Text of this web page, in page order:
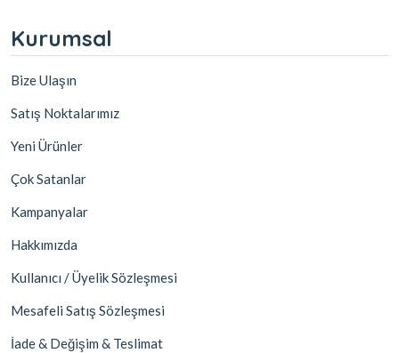
Kurumsal
Bize Ulaşın
Satış Noktalarımız
Yeni Ürünler
Çok Satanlar
Kampanyalar
Hakkımızda
Kullanıcı / Üyelik Sözleşmesi
Mesafeli Satış Sözleşmesi
İade & Değişim & Teslimat